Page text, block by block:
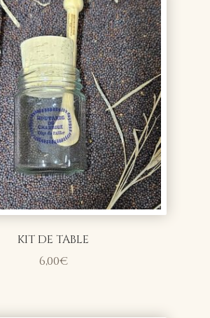
KIT DE TABLE
6,00€